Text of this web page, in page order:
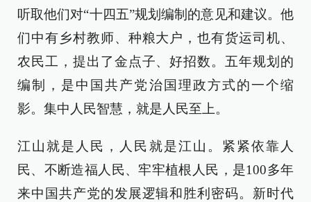
听取他们对“十四五”规划编制的意见和建议。他
们中有乡村教师、种粮大户，也有货运司机、
农民工，提出了金点子、好招数。五年规划的
编制，是中国共产党治国理政方式的一个缩
影。集中人民智慧，就是人民至上。
江山就是人民，人民就是江山。紧紧依靠人
民、不断造福人民、牢牢植根人民，是100多年
来中国共产党的发展逻辑和胜利密码。新时代